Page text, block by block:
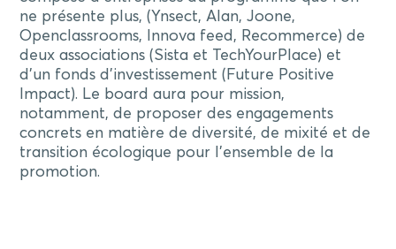
ne présente plus, (Ynsect, Alan, Joone,
Openclassrooms, Innova feed, Recommerce) de
deux associations (Sista et TechYourPlace) et
d’un fonds d’investissement (Future Positive
Impact). Le board aura pour mission,
notamment, de proposer des engagements
concrets en matière de diversité, de mixité et de
transition écologique pour l’ensemble de la
promotion.